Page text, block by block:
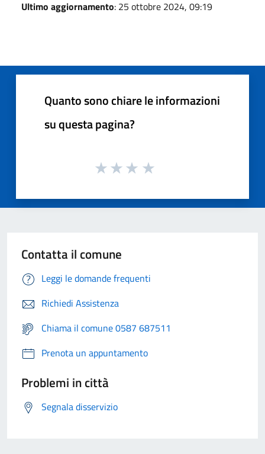
Ultimo aggiornamento: 25 ottobre 2024, 09:19
Quanto sono chiare le informazioni
su questa pagina?
Contatta il comune
Leggi le domande frequenti
Richiedi Assistenza
Chiama il comune 0587 687511
Prenota un appuntamento
Problemi in città
Segnala disservizio